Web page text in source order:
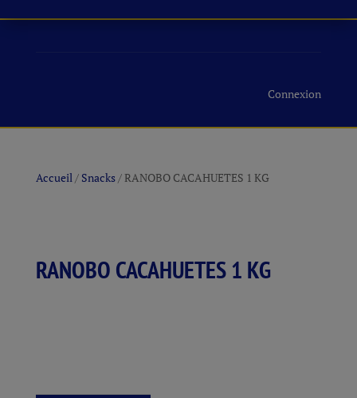
Connexion
Accueil/ Snacks/ RANOBO CACAHUETES 1 KG
RANOBO CACAHUETES 1 KG